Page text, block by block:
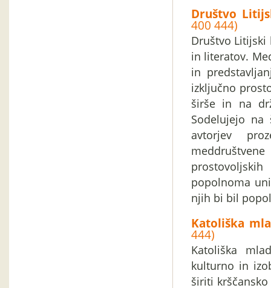
Društvo
400 444)
Društvo Litijski
in literatov.
in
izključno
širše in na
Sodelujejo
avtorjev
popolnoma
njih bi bil
Katoliška
444)
Katoliška
kulturno in
širiti